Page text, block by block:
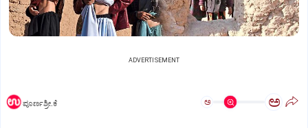
ADVERTISEMENT
ಪೂರ್ಣಶ್ರೀ.ಕೆ ಅ ಅ